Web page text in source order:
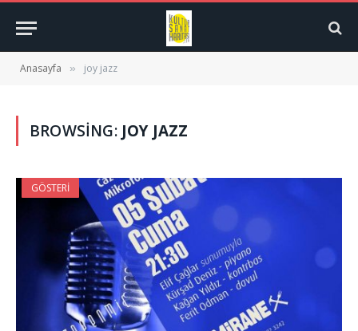
Anasayfa » joy jazz
BROWSING: JOY JAZZ
GÖSTERI